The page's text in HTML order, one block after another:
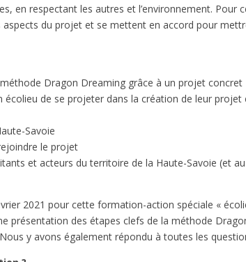
en respectant les autres et l’environnement. Pour
du projet et se mettent en accord pour
Dragon Dreaming grâce à un projet concret
écolieu de se projeter dans la création de leur
Savoie
le projet
et acteurs du territoire de la Haute-Savoie (et
2021 pour cette formation-action spéciale «
présentation des étapes clefs de la méthode
y avons également répondu à toutes les